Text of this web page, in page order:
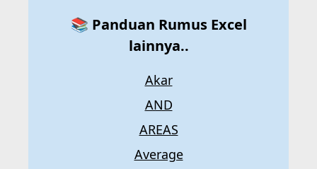
📚 Panduan Rumus Excel
lainnya..
Akar
AND
AREAS
Average